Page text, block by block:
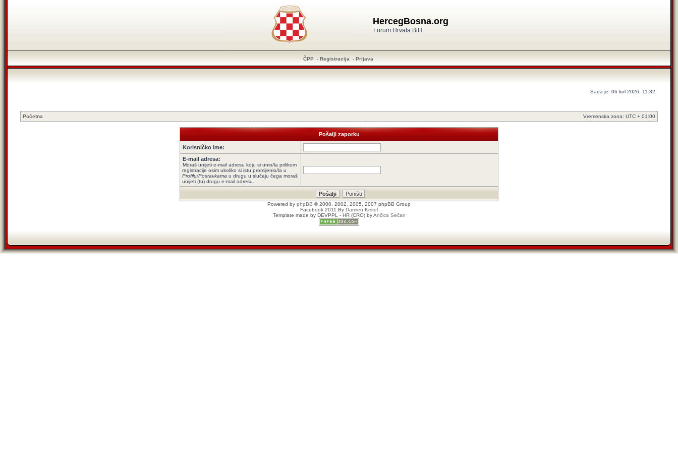
HercegBosna.org
Forum Hrvata BiH
ČPP - Registracija - Prijava
Sada je: 06 kol 2026, 11:32.
Početna Vremenska zona: UTC + 01:00
Pošalji zaporku
Korisničko ime:
E-mail adresa:
Moraš unijeti e-mail adresu koju si unio/la prilikom
registracije osim ukoliko si istu promijenio/la u
Profilu/Postavkama u drugu u slučaju čega moraš
unijeti (tu) drugu e-mail adresu.
Powered by phpBB © 2000, 2002, 2005, 2007 phpBB Group
Facebook 2011 By Damien Keitel
Template made by DEVPPL - HR (CRO) byAnčica Sečan